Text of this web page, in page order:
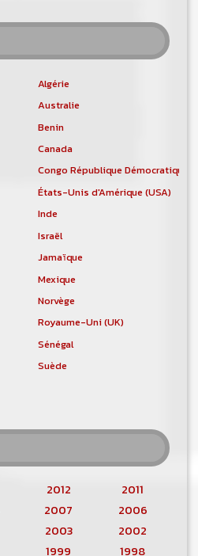
Algérie
Australie
Benin
Canada
Congo République Démocratique
États-Unis d'Amérique (USA)
Inde
Israël
Jamaïque
Mexique
Norvège
Royaume-Uni (UK)
Sénégal
Suède
2012
2011
2007
2006
2003
2002
1999
1998